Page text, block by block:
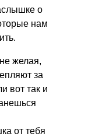
о
нам
желая,
за
вот так и
от тебя